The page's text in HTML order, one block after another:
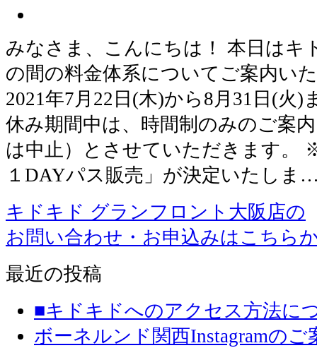
みなさま、こんにちは！ 本日はキ
の間の料金体系についてご案内い
2021年7月22日(木)から8月31日(火)
休み期間中は、時間制のみのご案
は中止）とさせていただきます。
１DAYパス販売」が決定いたしま
キドキド グランフロント大阪店の
お問い合わせ・お申込みはこちら
最近の投稿
■キドキドへのアクセス方法に
ボーネルンド関西Instagramのご